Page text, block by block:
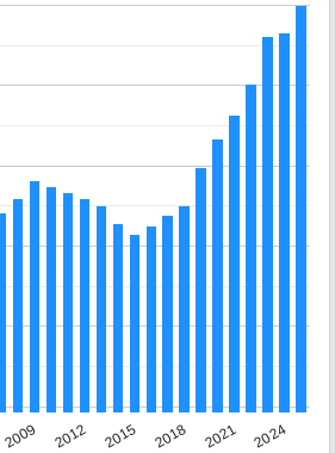
2009 2012 2015 2018 2021 2024